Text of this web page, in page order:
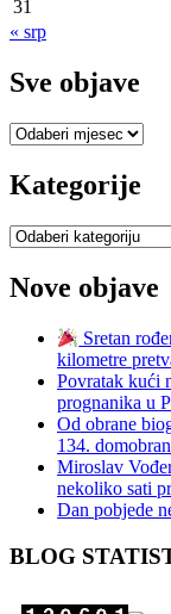
31
« srp
Sve objave
Sve
Kategorije
Kategorije
Nove objave
Sretan
kilometre
Povratak kući
prognanika u
Od obrane
134.
Miroslav
nekoliko sati
Dan pobjede
BLOG